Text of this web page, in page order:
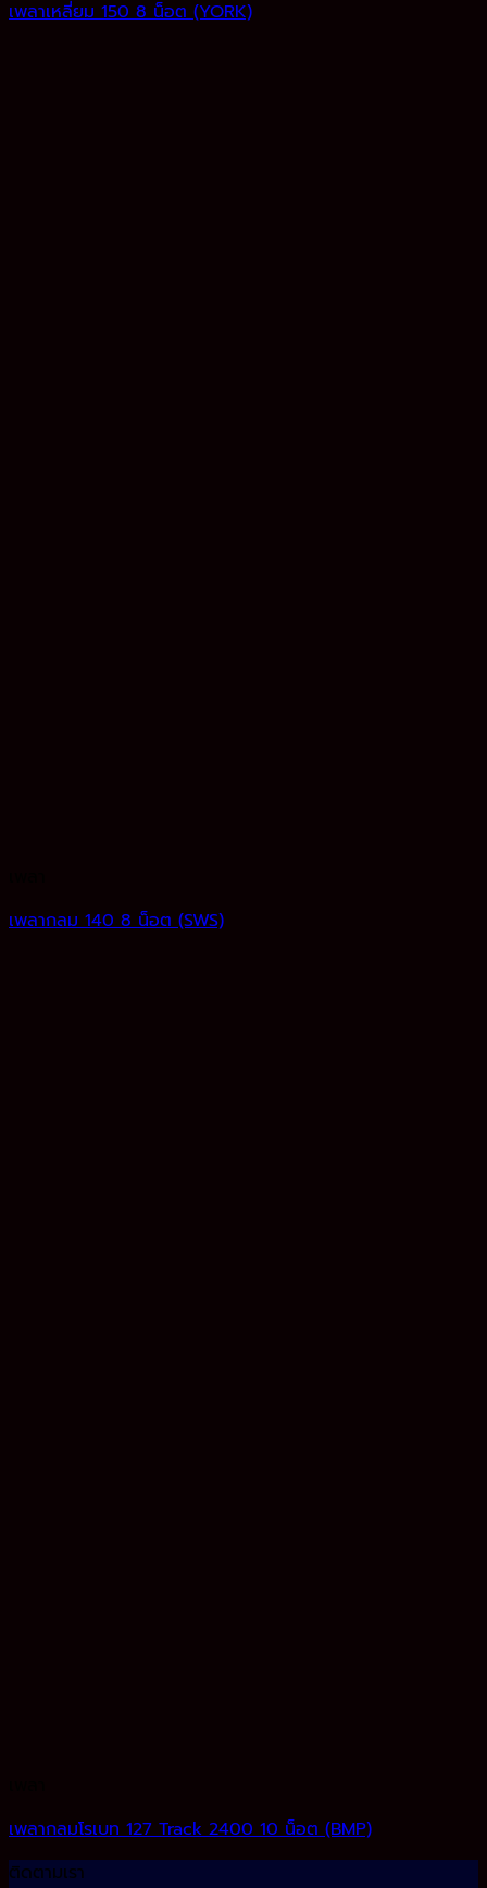
เพลาเหลี่ยม 150 8 น็อต (YORK)
เพลากลม 140 8 น็อต (SWS)
เพลากลมโรเบท 127 Track 2400 10 น็อต (BMP)
ติดตามเรา